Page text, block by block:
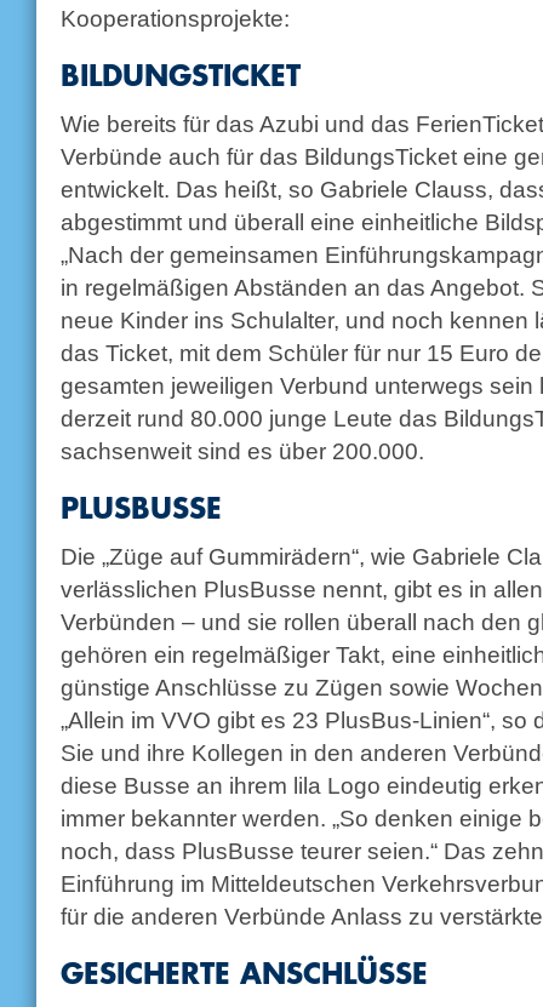
Kooperationsprojekte:
BILDUNGSTICKET
Wie bereits für das Azubi und das
Verbünde auch für das BildungsTicket eine
entwickelt. Das heißt, so Gabriele Clauss,
abgestimmt und überall eine einheitliche
„Nach der gemeinsamen
in regelmäßigen Abständen an das Angebot.
neue Kinder ins Schulalter, und noch kennen
das Ticket, mit dem Schüler für nur 15 Euro
gesamten jeweiligen Verbund unterwegs sein
derzeit rund 80.000 junge Leute das
sachsenweit sind es über 200.000.
PLUSBUSSE
Die „Züge auf Gummirädern“, wie Gabriele
verlässlichen PlusBusse nennt, gibt es in
Verbünden – und sie rollen überall nach den
gehören ein regelmäßiger Takt, eine
günstige Anschlüsse zu Zügen sowie
„Allein im VVO gibt es 23 PlusBus-Linien“, so
Sie und ihre Kollegen in den anderen
diese Busse an ihrem lila Logo eindeutig
immer bekannter werden. „So denken einige
noch, dass PlusBusse teurer seien.“ Das
Einführung im Mitteldeutschen
für die anderen Verbünde Anlass zu
GESICHERTE ANSCHLÜSSE